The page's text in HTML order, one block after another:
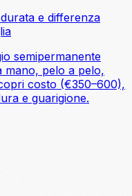
e differenza
semipermanente
mano, pelo a pelo,
costo (€350–600),
e guarigione.